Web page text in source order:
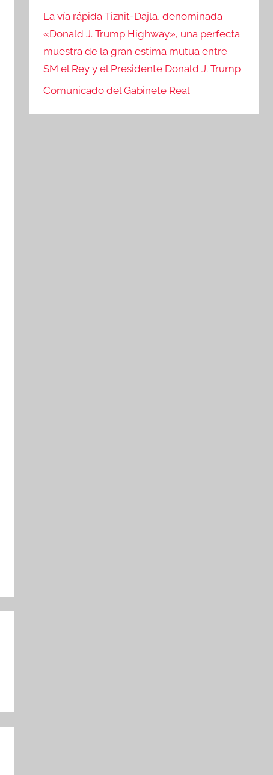
La vía rápida Tiznit-Dajla, denominada
«Donald J. Trump Highway», una perfecta
muestra de la gran estima mutua entre
SM el Rey y el Presidente Donald J. Trump
Comunicado del Gabinete Real